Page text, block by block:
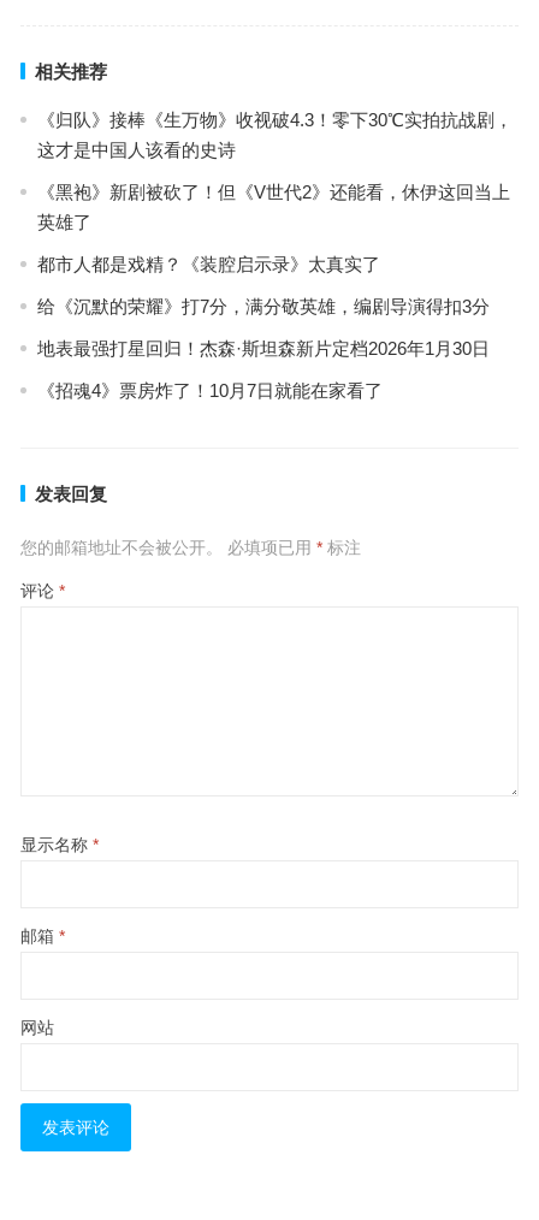
相关推荐
《归队》接棒《生万物》收视破4.3！零下30℃实拍抗战剧，
这才是中国人该看的史诗
《黑袍》新剧被砍了！但《V世代2》还能看，休伊这回当上
英雄了
都市人都是戏精？《装腔启示录》太真实了
给《沉默的荣耀》打7分，满分敬英雄，编剧导演得扣3分
地表最强打星回归！杰森·斯坦森新片定档2026年1月30日
《招魂4》票房炸了！10月7日就能在家看了
发表回复
您的邮箱地址不会被公开。 必填项已用 *标注
评论 *
显示名称 *
邮箱 *
网站